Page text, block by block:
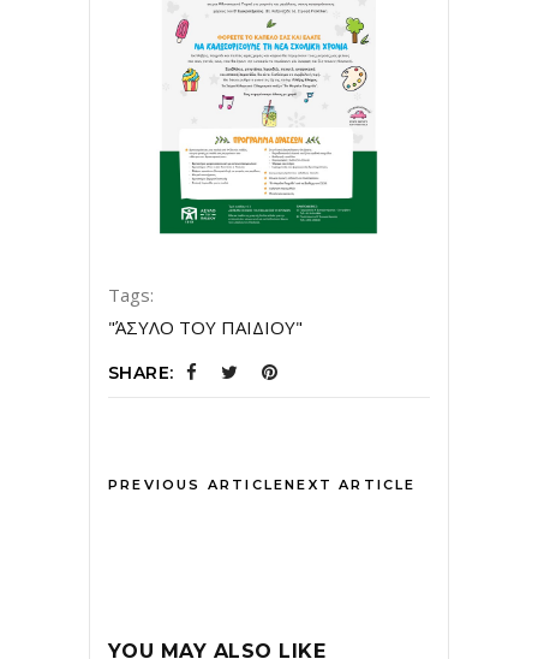
Tags:
"ΆΣΥΛΟ ΤΟΥ ΠΑΙΔΙΟΥ"
SHARE:
PREVIOUS ARTICLENEXT ARTICLE
YOU MAY ALSO LIKE